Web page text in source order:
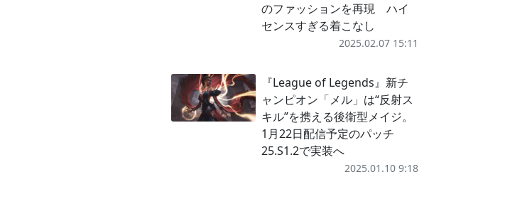
のファッションを再現 ハイ
センスすぎる着こなし
2025.02.07 15:11
『League of Legends』新チ
ャンピオン「メル」は“反射ス
キル”を携える後衛型メイジ。
1月22日配信予定のパッチ
25.S1.2で実装へ
2025.01.10 9:18